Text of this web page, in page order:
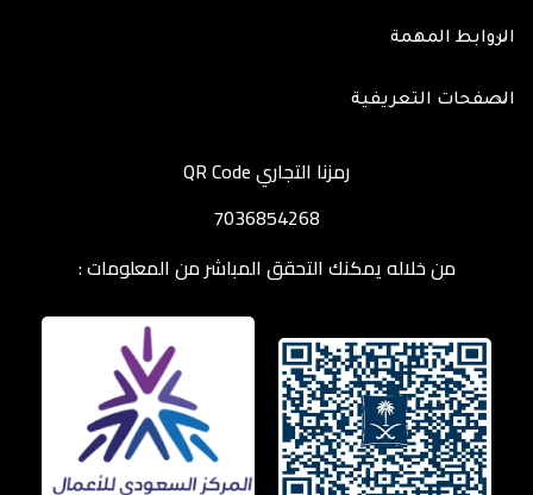
الروابط المهمة
الصفحات التعريفية
رمزنا التجاري QR Code
7036854268
من خلاله يمكنك التحقق المباشر من المعلومات :